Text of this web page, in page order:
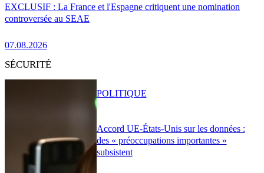
EXCLUSIF : La France et l'Espagne critiquent une nomination
controversée au SEAE
07.08.2026
SÉCURITÉ
Accord UE-États-Unis sur les données :
des « préoccupations importantes »
subsistent
POLITIQUE